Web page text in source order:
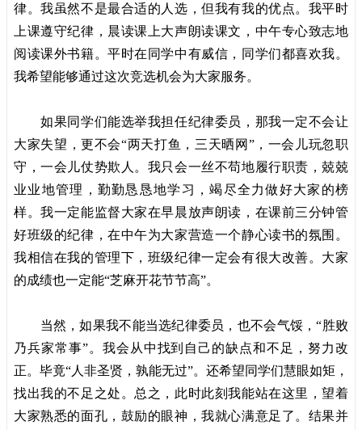
律。我虽然不是最合适的人选，但我有我的优点。我平时
上课遵守纪律，晨读课上大声朗读课文，中午专心致志地
阅读课外书籍。平时在同学中有威信，同学们都喜欢我。
我希望能够通过这次竞选机会为大家服务。
如果同学们能选举我担任纪律委员，那我一定不会让
大家失望，更不会“两天打鱼，三天晒网”，一会儿玩忽职
守，一会儿仗势欺人。我只会一丝不苟地履行职责，兢兢
业业地管理，勤勤恳恳地学习，竭尽全力做好大家的榜
样。我一定能监督大家在早晨放声朗读，在课前三分钟管
好班级的纪律，在中午为大家营造一个静心读书的氛围。
我相信在我的管理下，班级纪律一定会有很大改善。大家
的成绩也一定能“芝麻开花节节高”。
当然，如果我不能当选纪律委员，也不会气馁，“胜败
乃兵家常事”。我会从中找到自己的缺点和不足，努力改
正。毕竟“人非圣贤，孰能无过”。还希望同学们慧眼如矩，
找出我的不足之处。总之，此时此刻我能站在这里，望着
大家熟悉的面孔，鼓励的眼神，我就心满意足了。结果并